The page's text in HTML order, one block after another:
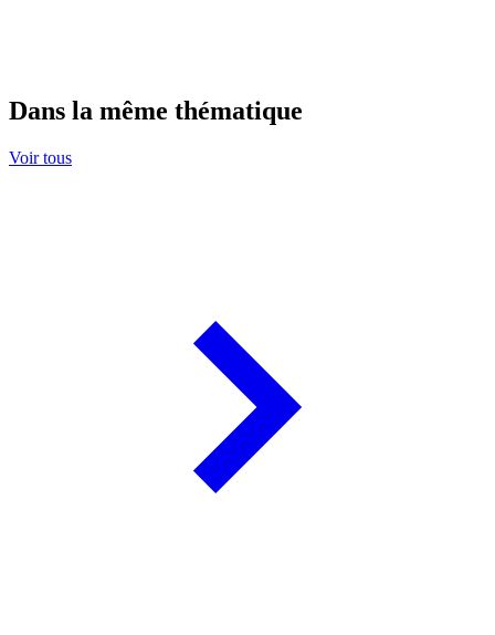
Dans la même thématique
Voir tous